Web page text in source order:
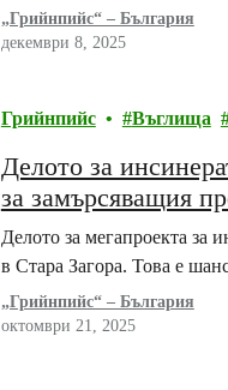
„Грийнпийс“ – България
декември 8, 2025
Грийнпийс Въглища
Делото за
за замърсяващия
Делото за мегапроекта за
в Стара Загора. Това е
„Грийнпийс“ – България
октомври 21, 2025